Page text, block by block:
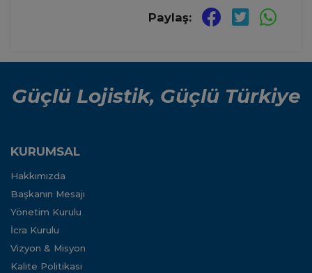
Paylaş:
Güçlü Lojistik, Güçlü Türkiye
KURUMSAL
Hakkımızda
Başkanın Mesajı
Yönetim Kurulu
İcra Kurulu
Vizyon & Misyon
Kalite Politikası